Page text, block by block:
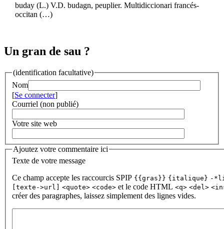
buday (L.) V.D. budagn, peuplier. Multidiccionari francés-
occitan (…)
Un gran de sau ?
(identification facultative)
Nom
[Se connecter]
Courriel (non publié)
Votre site web
Ajoutez votre commentaire ici
Texte de votre message
Ce champ accepte les raccourcis SPIP {{gras}} {italique} -
[texte->url]
<quote> <code> et le code HTML <q> <del>
créer des paragraphes, laissez simplement des lignes vides.